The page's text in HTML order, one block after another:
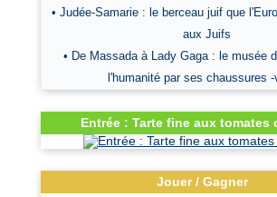
• Judée-Samarie : le berceau juif que
aux Juifs
• De Massada à Lady Gaga : le musée
l'humanité par ses chaussures -
Entrée : Tarte fine aux tomates
Jouer / Gagner